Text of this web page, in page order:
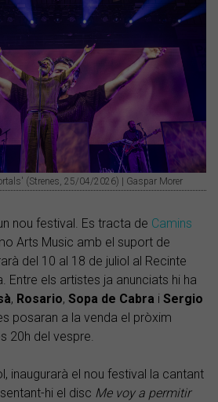
(Strenes, 25/04/2026) | Gaspar Morer
nou festival. Es tracta de Camins
Arts Music amb el suport de
del 10 al 18 de juliol al Recinte
Entre els artistes ja anunciats hi ha
, Rosario, Sopa de Cabra i Sergio
posaran a la venda el pròxim
20h del vespre.
inaugurarà el nou festival la cantant
hi el disc Me voy a permitir